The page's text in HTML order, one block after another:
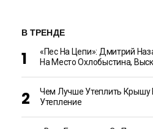
В ТРЕНДЕ
«Пес На Цепи»: Дмитрий
На Место Охлобыстина,
Чем Лучше Утеплить Крышу
Утепление